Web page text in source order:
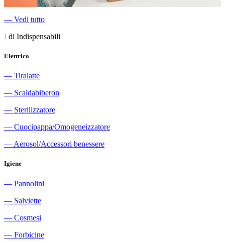
― Vedi tutto
I di Indispensabili
Elettrico
― Tiralatte
― Scaldabiberon
― Sterilizzatore
― Cuocipappa/Omogeneizzatore
― Aerosol/Accessori benessere
Igiene
― Pannolini
― Salviette
― Cosmesi
― Forbicine